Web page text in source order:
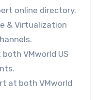
online directory.
& Virtualization
VMworld US
at both VMworld